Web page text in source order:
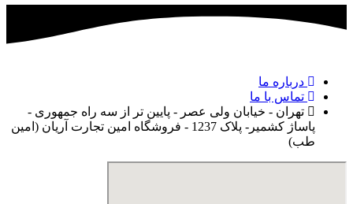
درباره ما
تماس با ما
تهران - خیابان ولی عصر - پایین تر از سه راه جمهوری -
پاساژ کشمیر- پلاک 1237 - فروشگاه امین تجارت آریان (امین
طب)